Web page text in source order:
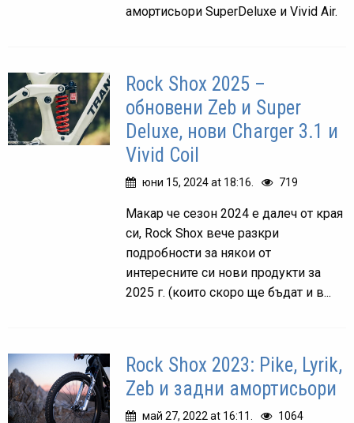
амортисьори SuperDeluxe и Vivid Air.
Rock Shox 2025 –
обновени Zeb и Super
Deluxe, нови Charger 3.1 и
Vivid Coil
юни 15, 2024 at 18:16. 719
Макар че сезон 2024 е далеч от края
си, Rock Shox вече разкри
подробности за някои от
интересните си нови продукти за
2025 г. (които скоро ще бъдат и в...
Rock Shox 2023: Pike, Lyrik,
Zeb и задни амортисьори
май 27, 2022 at 16:11. 1064